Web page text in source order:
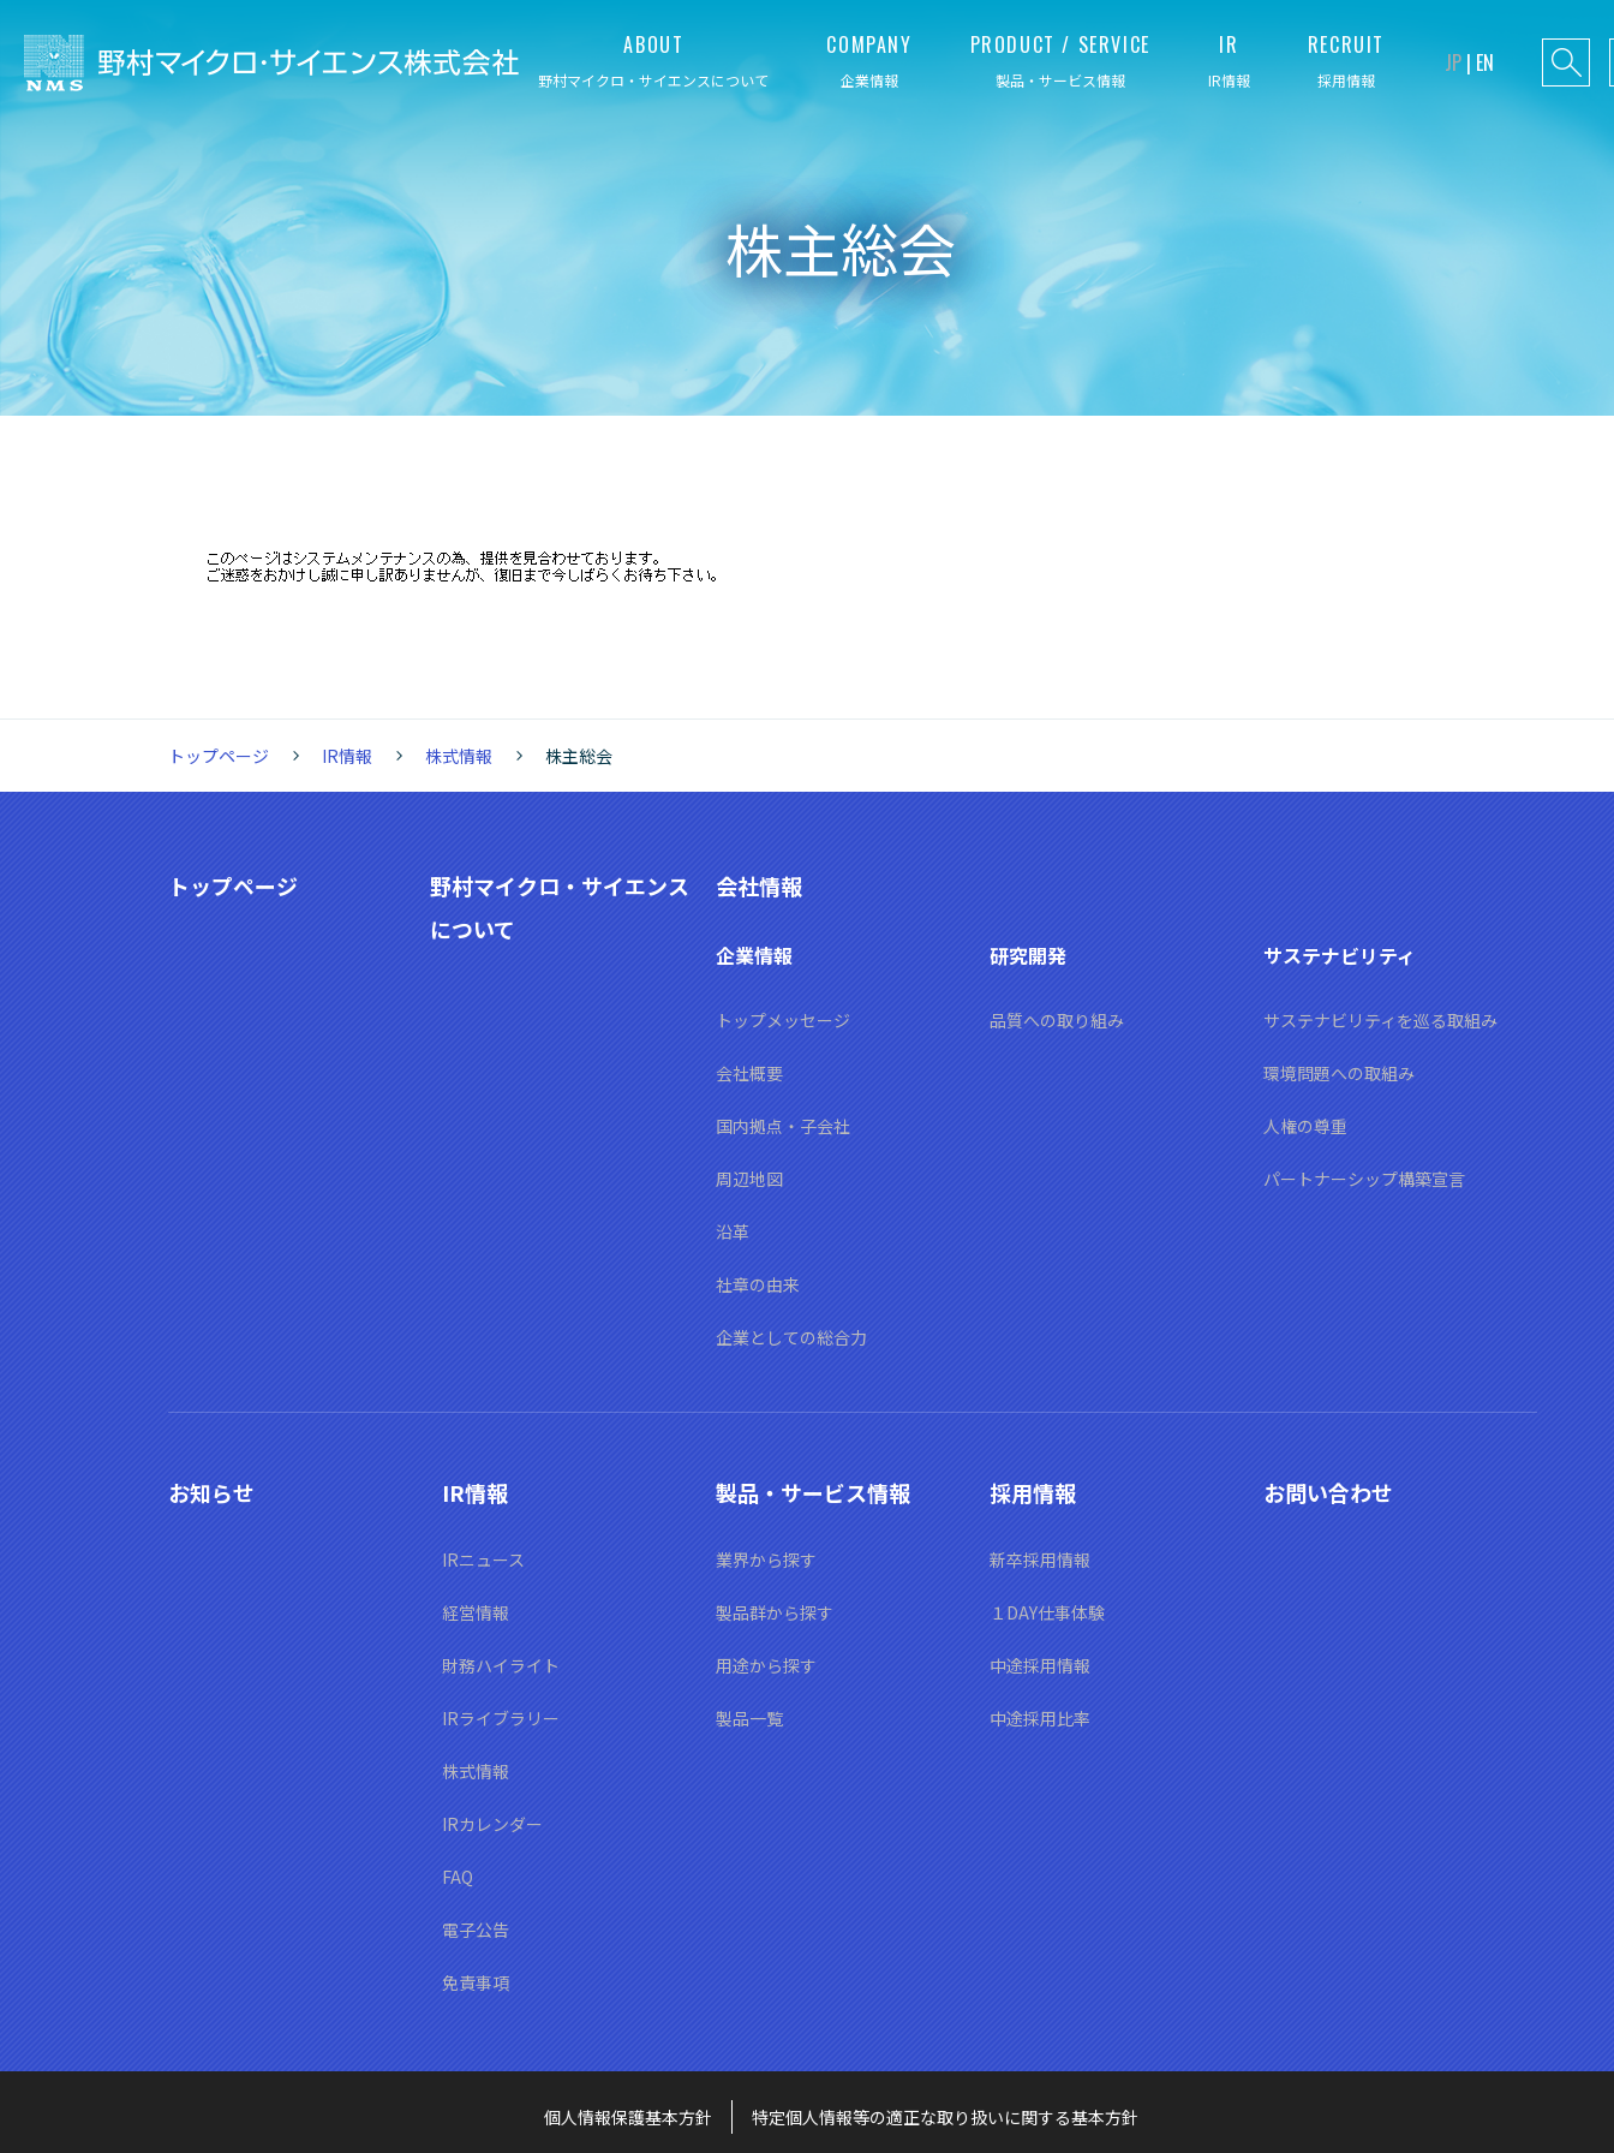
ABOUT
野村マイクロ・サイエンスについて
COMPANY
企業情報
PRODUCT / SERVICE
製品・サービス情報
IR
IR情報
RECRUIT
採用情報
JP | EN
株主総会
トップページ IR情報 株式情報 株主総会
トップページ
野村マイクロ・サイエンス
について
会社情報
企業情報
トップメッセージ
会社概要
国内拠点・子会社
周辺地図
沿革
社章の由来
企業としての総合力
研究開発
品質への取り組み
サステナビリティ
サステナビリティを巡る取組み
環境問題への取組み
人権の尊重
パートナーシップ構築宣言
お知らせ IR情報
IRニュース
経営情報
財務ハイライト
IRライブラリー
株式情報
IRカレンダー
FAQ
電子公告
免責事項
製品・サービス情報
業界から探す
製品群から探す
用途から探す
製品一覧
採用情報
新卒採用情報
１DAY仕事体験
中途採用情報
中途採用比率
お問い合わせ
個人情報保護基本方針 特定個人情報等の適正な取り扱いに関する基本方針